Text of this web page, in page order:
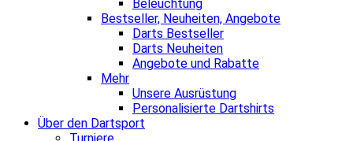
Beleuchtung
Bestseller, Neuheiten, Angebote
Darts Bestseller
Darts Neuheiten
Angebote und Rabatte
Mehr
Unsere Ausrüstung
Personalisierte Dartshirts
Über den Dartsport